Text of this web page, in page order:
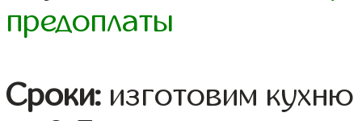
предоплаты
Сроки: изготовим